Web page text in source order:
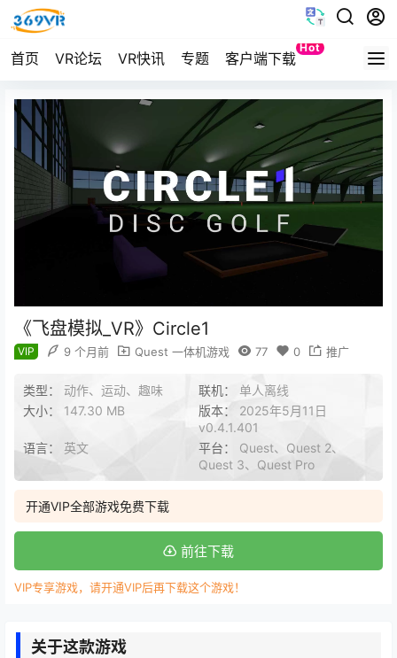
首页 VR论坛 VR快讯 专题 客户端下载
Hot
Quest
《飞盘模拟_VR》Circle1
VIP 9 个月前 Quest 一体机游戏 77 0 推广
类型： 动作、运动、趣味 联机： 单人离线
大小： 147.30 MB 版本： 2025年5月11日
v0.4.1.401
语言： 英文 平台： Quest、Quest 2、
Quest 3、Quest Pro
开通VIP全部游戏免费下载
前往下载
VIP专享游戏，请开通VIP后再下载这个游戏！
关于这款游戏